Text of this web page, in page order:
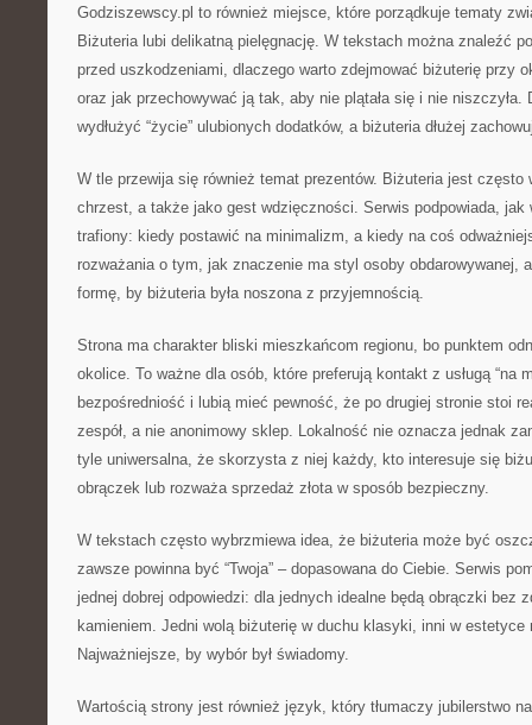
Godziszewscy.pl to również miejsce, które porządkuje tematy
Biżuteria lubi delikatną pielęgnację. W tekstach można znaleźć
przed uszkodzeniami, dlaczego warto zdejmować biżuterię przy
oraz jak przechowywać ją tak, aby nie plątała się i nie
wydłużyć “życie” ulubionych dodatków, a biżuteria dłużej
W tle przewija się również temat prezentów. Biżuteria jest często
chrzest, a także jako gest wdzięczności. Serwis podpowiada, jak
trafiony: kiedy postawić na minimalizm, a kiedy na coś
rozważania o tym, jak znaczenie ma styl osoby obdarowywanej,
formę, by biżuteria była noszona z przyjemnością.
Strona ma charakter bliski mieszkańcom regionu, bo punktem
okolice. To ważne dla osób, które preferują kontakt z usługą “na
bezpośredniość i lubią mieć pewność, że po drugiej stronie stoi
zespół, a nie anonimowy sklep. Lokalność nie oznacza jednak
tyle uniwersalna, że skorzysta z niej każdy, kto interesuje się
obrączek lub rozważa sprzedaż złota w sposób bezpieczny.
W tekstach często wybrzmiewa idea, że biżuteria może być
zawsze powinna być “Twoja” – dopasowana do Ciebie. Serwis
jednej dobrej odpowiedzi: dla jednych idealne będą obrączki bez
kamieniem. Jedni wolą biżuterię w duchu klasyki, inni w estetyce
Najważniejsze, by wybór był świadomy.
Wartością strony jest również język, który tłumaczy jubilerstwo